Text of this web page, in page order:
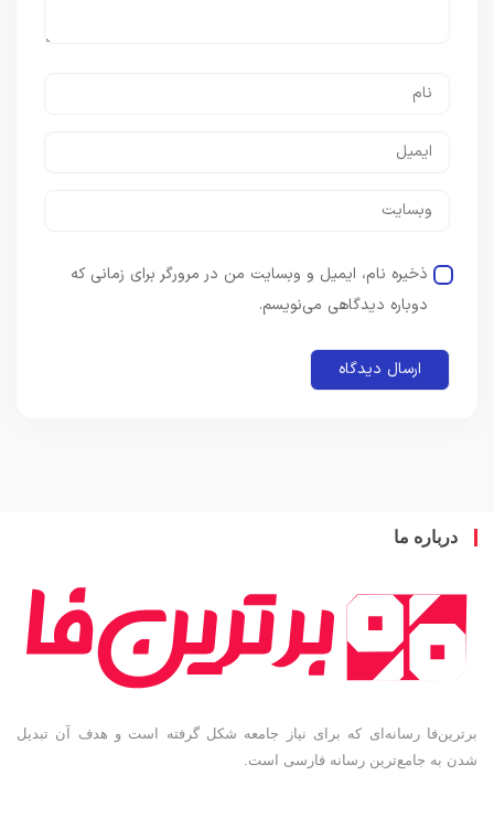
ذخیره نام، ایمیل و وبسایت من در مرورگر برای زمانی که
دوباره دیدگاهی می‌نویسم.
ما
رسانه‌ای که برای نیاز جامعه شکل گرفته است و هدف آن تبدیل
جامع‌ترین رسانه فارسی است.